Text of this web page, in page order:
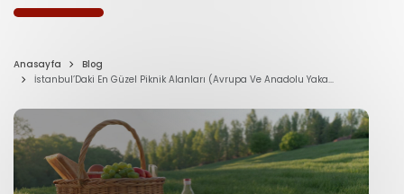
Anasayfa
Blog
İstanbul’Daki En Güzel Piknik Alanları (Avrupa Ve Anadolu Yaka...